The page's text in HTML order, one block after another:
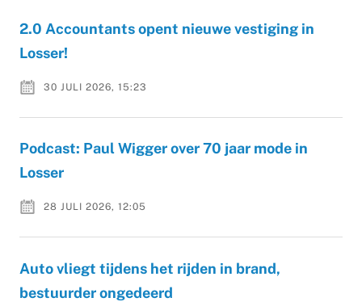
2.0 Accountants opent nieuwe vestiging in
Losser!
30 JULI 2026, 15:23
Podcast: Paul Wigger over 70 jaar mode in
Losser
28 JULI 2026, 12:05
Auto vliegt tijdens het rijden in brand,
bestuurder ongedeerd